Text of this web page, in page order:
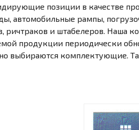
позиции в качестве
автомобильные рампы,
и штабелеров. Наша
продукции периодически
выбираются комплектующие.